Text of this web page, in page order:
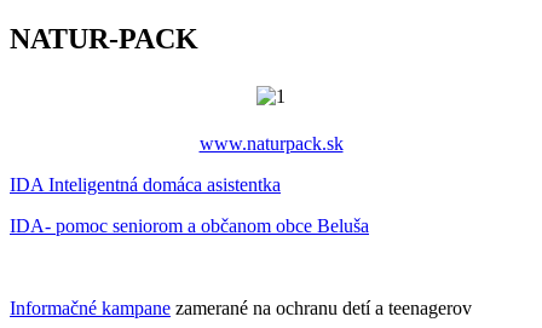
NATUR-PACK
www.naturpack.sk
IDA Inteligentná domáca asistentka
IDA- pomoc seniorom a občanom obce Beluša
Informačné kampane zamerané na ochranu detí a teenagerov